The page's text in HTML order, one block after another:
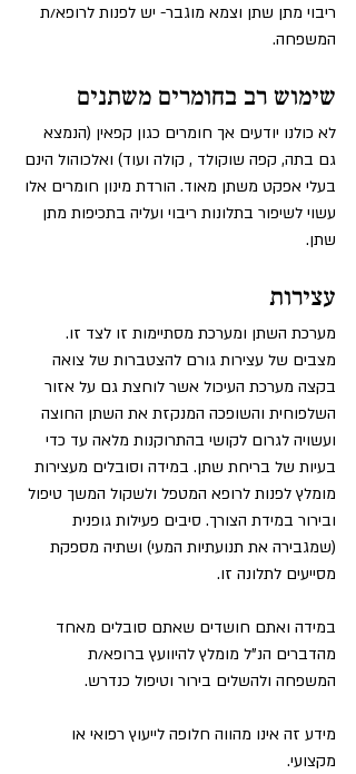
ריבוי מתן שתן וצמא מוגבר- יש לפנות לרופא/ת
המשפחה.
שימוש רב בחומרים משתנים
לא כולנו יודעים אך חומרים כגון קפאין (הנמצא
גם בתה, קפה שוקולד , קולה ועוד) ואלכוהול הינם
בעלי אפקט משתן מאוד. הורדת מינון חומרים אלו
עשוי לשיפור בתלונות ריבוי ועליה בתכיפות מתן
שתן.
עצירות
מערכת השתן ומערכת מסתיימות זו לצד זו.
מצבים של עצירות גורם להצטברות של צואה
בקצה מערכת העיכול אשר לוחצת גם על אזור
השלפוחית והשופכה המנקזת את השתן החוצה
ועשויה לגרום לקושי בהתרוקנות מלאה עד כדי
בעיות של בריחת שתן. במידה וסובלים מעצירות
מומלץ לפנות לרופא המטפל ולשקול המשך טיפול
ובירור במידת הצורך. סיבים פעילות גופנית
(שמגבירה את תנועתיות המעי) ושתיה מספקת
מסייעים לתלונה זו.
במידה ואתם חושדים שאתם סובלים מאחד
מהדברים הנ"ל מומלץ להיוועץ ברופא/ת
המשפחה ולהשלים בירור וטיפול כנדרש.
מידע זה אינו מהווה חלופה לייעוץ רפואי או
מקצועי.